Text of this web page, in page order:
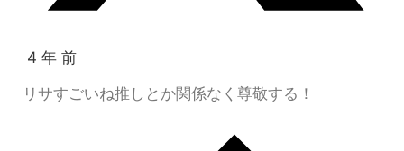
4 年 前
リサすごいね推しとか関係なく尊敬する！